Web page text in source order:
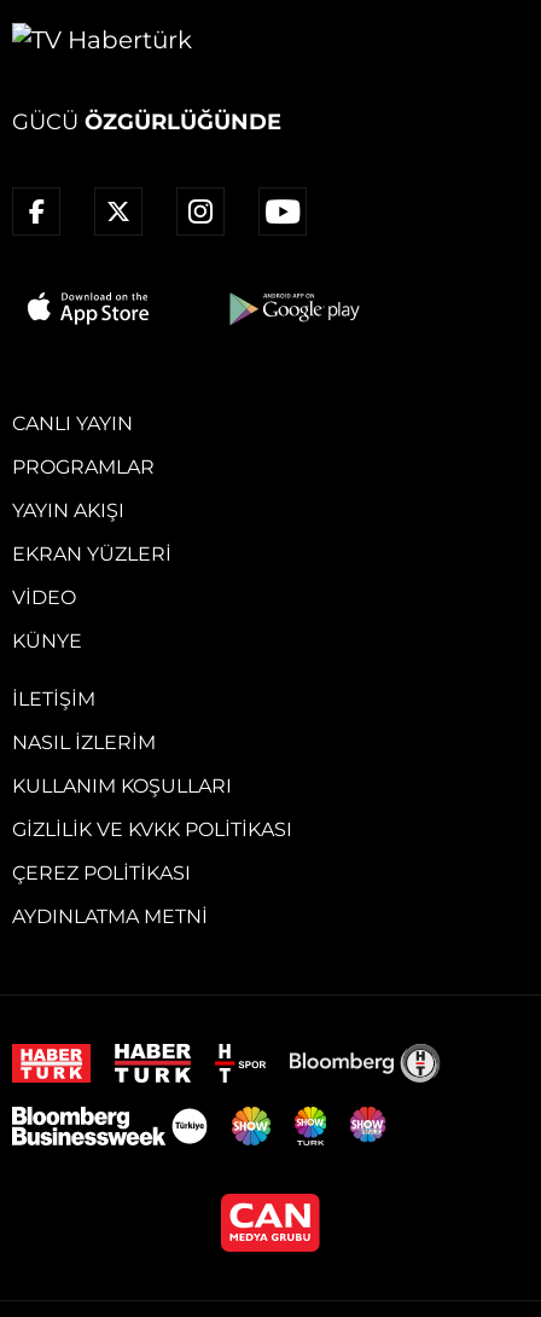
GÜCÜ ÖZGÜRLÜĞÜNDE
CANLI YAYIN
PROGRAMLAR
YAYIN AKIŞI
EKRAN YÜZLERI
VIDEO
KÜNYE
İLETIŞIM
NASIL İZLERIM
KULLANIM KOŞULLARI
GIZLILIK VE KVKK POLITIKASI
ÇEREZ POLITIKASI
AYDINLATMA METNI